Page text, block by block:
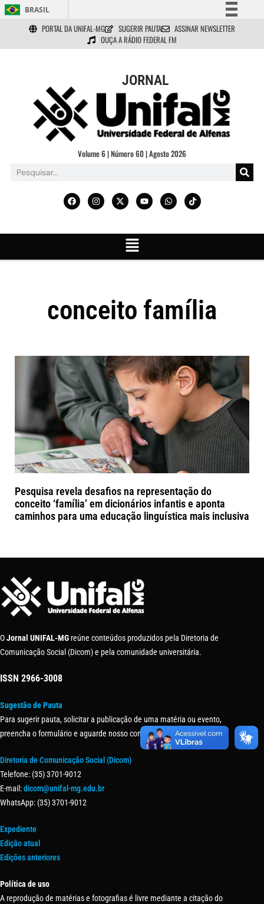
BRASIL
Simplifique!
Comunica BR
Acesso à informação
Legislação
Canais
PORTAL DA UNIFAL-MG SUGERIR PAUTA
ASSINAR NEWSLETTER
OUÇA A RÁDIO FEDERAL FM
JORNAL
Volume 6 | Número 60 | Agosto 2026
conceito família
Pesquisa revela desafios na representação do
conceito ‘família’ em dicionários infantis e aponta
caminhos para uma educação linguística mais inclusiva
OJornal UNIFAL-MG reúne conteúdos produzidos pela Diretoria de
Comunicação Social (Dicom) e pela comunidade universitária.
ISSN 2966-3008
Sugestão de Pauta
Para sugerir pauta, solicitar a publicação de uma matéria ou evento,
preencha o formulário e aguarde nosso contato.
Diretoria de Comunicação Social (Dicom)
Telefone: (35) 3701-9012
E-mail:dicom@unifal-mg.edu.br
WhatsApp: (35) 3701-9012
Expediente
Edição atual
Edições anteriores
Política de uso
A reprodução de matérias e fotografias é livre mediante a citação do